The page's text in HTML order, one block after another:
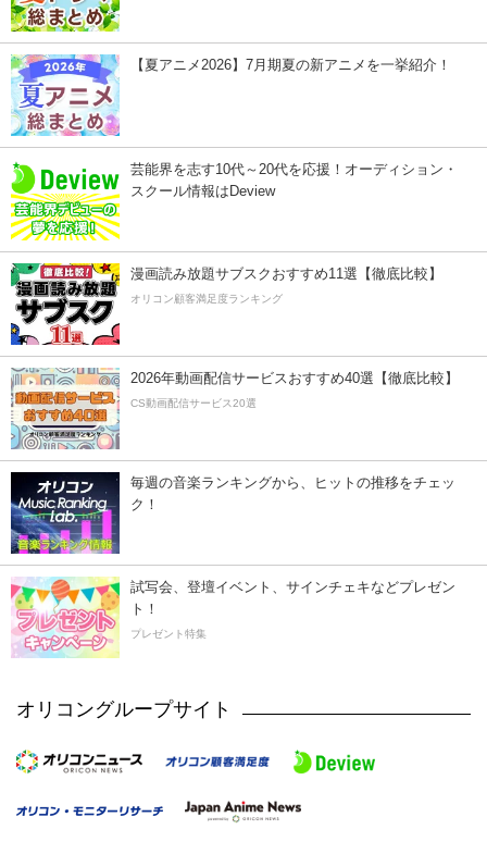
【夏アニメ2026】7月期夏の新アニメを一挙紹介！
芸能界を志す10代～20代を応援！オーディション・
スクール情報はDeview
漫画読み放題サブスクおすすめ11選【徹底比較】
オリコン顧客満足度ランキング
2026年動画配信サービスおすすめ40選【徹底比較】
CS動画配信サービス20選
毎週の音楽ランキングから、ヒットの推移をチェッ
ク！
試写会、登壇イベント、サインチェキなどプレゼン
ト！
プレゼント特集
オリコングループサイト